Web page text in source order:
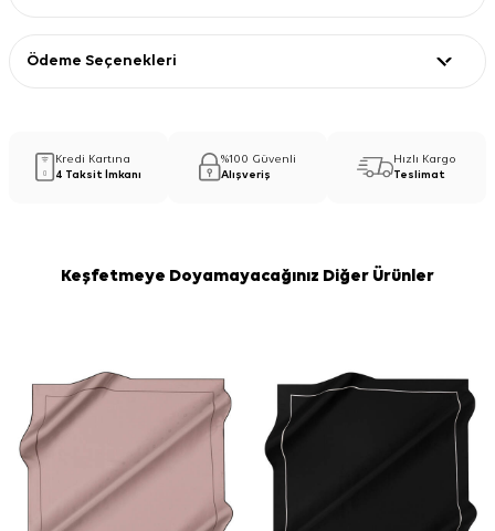
Ödeme Seçenekleri
Kredi Kartına
4 Taksit İmkanı
%100 Güvenli
Alışveriş
Hızlı Kargo
Teslimat
Keşfetmeye Doyamayacağınız Diğer Ürünler